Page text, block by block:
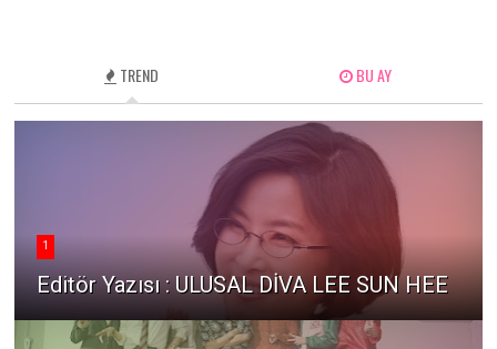
TREND BU AY
1
Editör Yazısı : ULUSAL DİVA LEE SUN HEE